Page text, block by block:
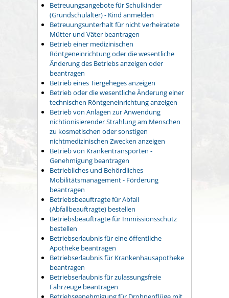
Betreuungsangebote für Schulkinder
(Grundschulalter) - Kind anmelden
Betreuungsunterhalt für nicht verheiratete
Mütter und Väter beantragen
Betrieb einer medizinischen
Röntgeneinrichtung oder die wesentliche
Änderung des Betriebs anzeigen oder
beantragen
Betrieb eines Tiergeheges anzeigen
Betrieb oder die wesentliche Änderung einer
technischen Röntgeneinrichtung anzeigen
Betrieb von Anlagen zur Anwendung
nichtionisierender Strahlung am Menschen
zu kosmetischen oder sonstigen
nichtmedizinischen Zwecken anzeigen
Betrieb von Krankentransporten -
Genehmigung beantragen
Betriebliches und Behördliches
Mobilitätsmanagement - Förderung
beantragen
Betriebsbeauftragte für Abfall
(Abfallbeauftragte) bestellen
Betriebsbeauftragte für Immissionsschutz
bestellen
Betriebserlaubnis für eine öffentliche
Apotheke beantragen
Betriebserlaubnis für Krankenhausapotheke
beantragen
Betriebserlaubnis für zulassungsfreie
Fahrzeuge beantragen